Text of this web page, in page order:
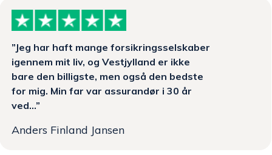
”Jeg har haft mange forsikringsselskaber
igennem mit liv, og Vestjylland er ikke
bare den billigste, men også den bedste
for mig. Min far var assurandør i 30 år
ved...”
Anders Finland Jansen